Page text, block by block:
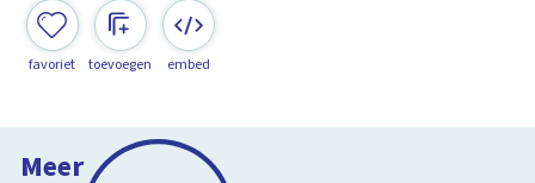
favoriet toevoegen embed
Meer